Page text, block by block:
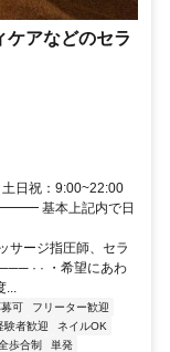
ケアなどのセラ
日祝：9:00~22:00
基本上記内で日
サージ指圧師、セラ
· · ・希望にあわ
...
可
フリーター歓迎
験者歓迎
ネイルOK
歩合制
単発